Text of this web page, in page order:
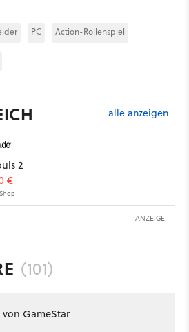
PC Action-Rollenspiel
alle anzeigen
2
€
ANZEIGE
(101)
GameStar